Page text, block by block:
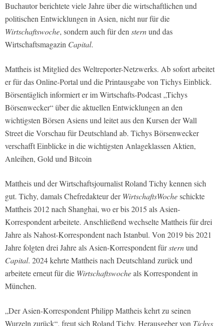
Buchautor berichtete viele Jahre über die wirtschaftlichen und
politischen Entwicklungen in Asien, nicht nur für die
Wirtschaftswoche, sondern auch für den sternund das
Wirtschaftsmagazin Capital.
Mattheis ist Mitglied des Weltreporter-Netzwerks. Ab sofort arbeitet
er für das Online-Portal und die Printausgabe von Tichys Einblick.
Börsentäglich informiert er im Wirtschafts-Podcast „Tichys
Börsenwecker“ über die aktuellen Entwicklungen an den
wichtigsten Börsen Asiens und leitet aus den Kursen der Wall
Street die Vorschau für Deutschland ab. Tichys Börsenwecker
verschafft Einblicke in die wichtigsten Anlageklassen Aktien,
Anleihen, Gold und Bitcoin
Mattheis und der Wirtschaftsjournalist Roland Tichy kennen sich
gut. Tichy, damals Chefredakteur derWirtschaftsWocheschickte
Mattheis 2012 nach Shanghai, wo er bis 2015 als Asien-
Korrespondent arbeitete. Anschließend wechselte Mattheis für drei
Jahre als Nahost-Korrespondent nach Istanbul. Von 2019 bis 2021
Jahre folgten drei Jahre als Asien-Korrespondent fürsternund
Capital. 2024 kehrte Mattheis nach Deutschland zurück und
arbeitete erneut für die Wirtschaftswocheals Korrespondent in
München.
„Der Asien-Korrespondent Philipp Mattheis kehrt zu seinen
Wurzeln zurück“, freut sich Roland Tichy, Herausgeber von Tichys